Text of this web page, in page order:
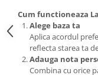
Cum functioneaza
Alege baza ta
Aplica acordul
reflecta starea ta
Adauga nota
Combina cu orice